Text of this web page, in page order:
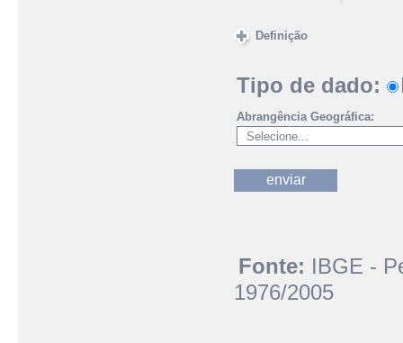
Definição
Tipo de dado:
Abrangência Geográfica:
Fonte: IBGE -
1976/2005